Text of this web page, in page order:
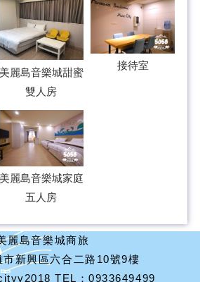
美麗島音樂城甜蜜
雙人房
接待室
美麗島音樂城家庭
五人房
麗島音樂城商旅
市新興區六合二路10號9樓
TEL：0933649499